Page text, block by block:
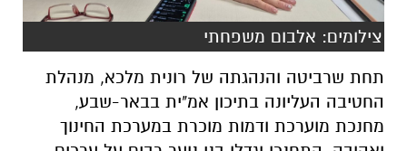
צילומים: אלבום משפחתי
תחת שרביטה והנהגתה של רונית מלכא, מנהלת
החטיבה העליונה בתיכון אמ"ית בבאר-שבע,
מחנכת מוערכת ודמות מוכרת במערכת החינוך